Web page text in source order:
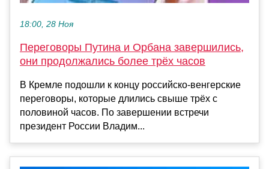
18:00, 28 Ноя
Переговоры Путина и Орбана завершились,
они продолжались более трёх часов
В Кремле подошли к концу российско-венгерские
переговоры, которые длились свыше трёх с
половиной часов. По завершении встречи
президент России Владим...